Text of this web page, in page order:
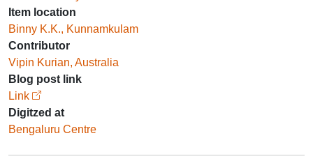
Item location
Binny K.K., Kunnamkulam
Contributor
Vipin Kurian, Australia
Blog post link
Link
Digitzed at
Bengaluru Centre